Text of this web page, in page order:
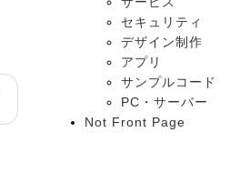
セキュリティ
デザイン制作
アプリ
サンプルコード
PC・サーバー
Not Front Page